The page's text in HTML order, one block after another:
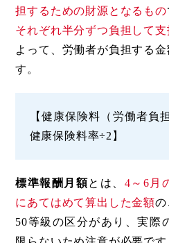
担するための財源となるもの
それぞれ半分ずつ負担して支
よって、労働者が負担する
す。
【健康保険料（労働者負
健康保険料率÷2】
標準報酬月額とは、 4～6月
にあてはめて算出した金額の
50等級の区分があり、実際